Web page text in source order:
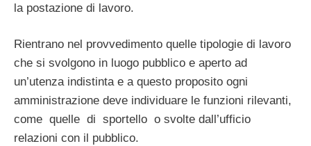
la postazione di lavoro.
Rientrano nel provvedimento quelle tipologie di lavoro
che si svolgono in luogo pubblico e aperto ad
un’utenza indistinta e a questo proposito ogni
amministrazione deve individuare le funzioni rilevanti,
come quelle di sportello o svolte dall’ufficio
relazioni con il pubblico.